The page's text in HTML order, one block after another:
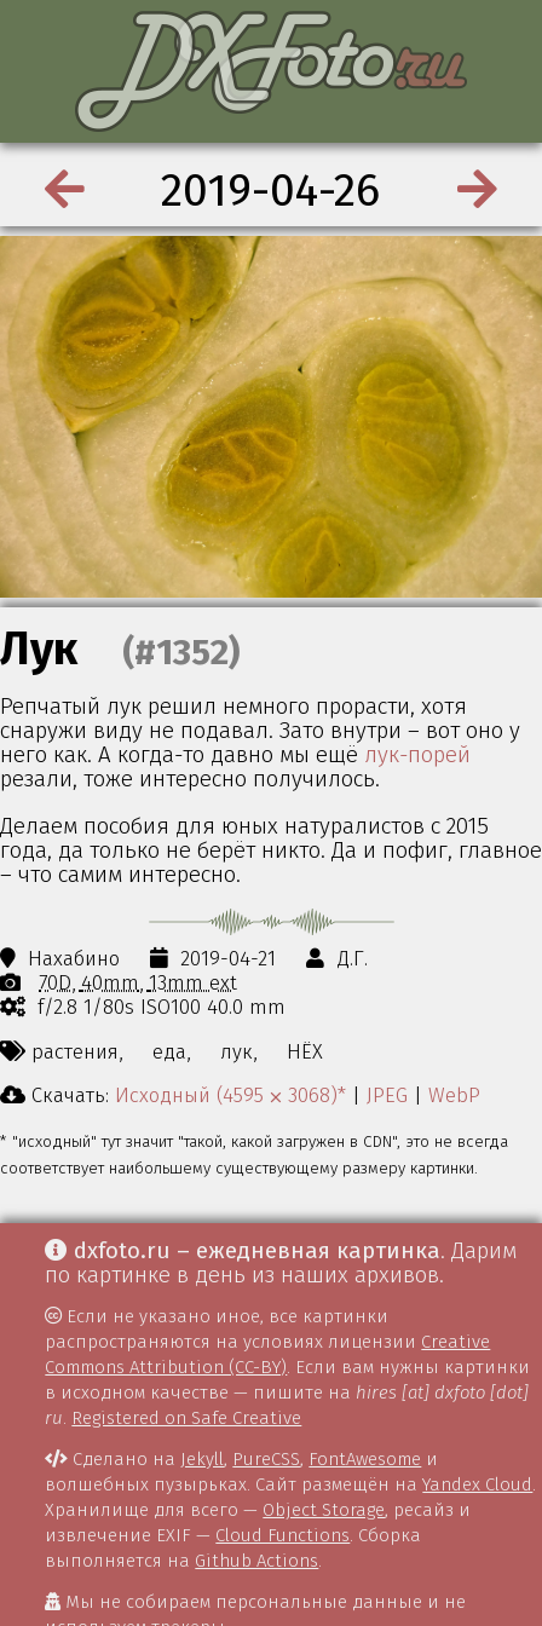
2019-04-26
Лук (#1352)
Репчатый лук решил немного прорасти, хотя
снаружи виду не подавал. Зато внутри – вот оно у
него как. А когда-то давно мы ещё лук-порей
резали, тоже интересно получилось.
Делаем пособия для юных натуралистов с 2015
года, да только не берёт никто. Да и пофиг, главное
– что самим интересно.
Нахабино 2019-04-21
Д.Г.
70D 40mm 13mm ext
f/2.8 1/80s ISO100 40.0 mm
растения,
еда, лук,
НЁХ
Скачать: Исходный (4595 ⨉ 3068)* JPEG WebP
* "исходный" тут значит "такой, какой загружен в CDN", это не всегда
соответствует наибольшему существующему размеру картинки.
dxfoto.ru – ежедневная картинка. Дарим
по картинке в день из наших архивов.
Если не указано иное, все картинки
распространяются на условиях лицензии Creative
Commons Attribution (CC-BY). Если вам нужны картинки
в исходном качестве — пишите на hires [at] dxfoto [dot]
ru. Registered on Safe Creative
Сделано на Jekyll, PureCSS, FontAwesome и
волшебных пузырьках. Сайт размещён наYandex Cloud.
Хранилище для всего — Object Storage, ресайз и
извлечение EXIF — Cloud Functions. Сборка
выполняется на Github Actions.
Мы не собираем персональные данные и не